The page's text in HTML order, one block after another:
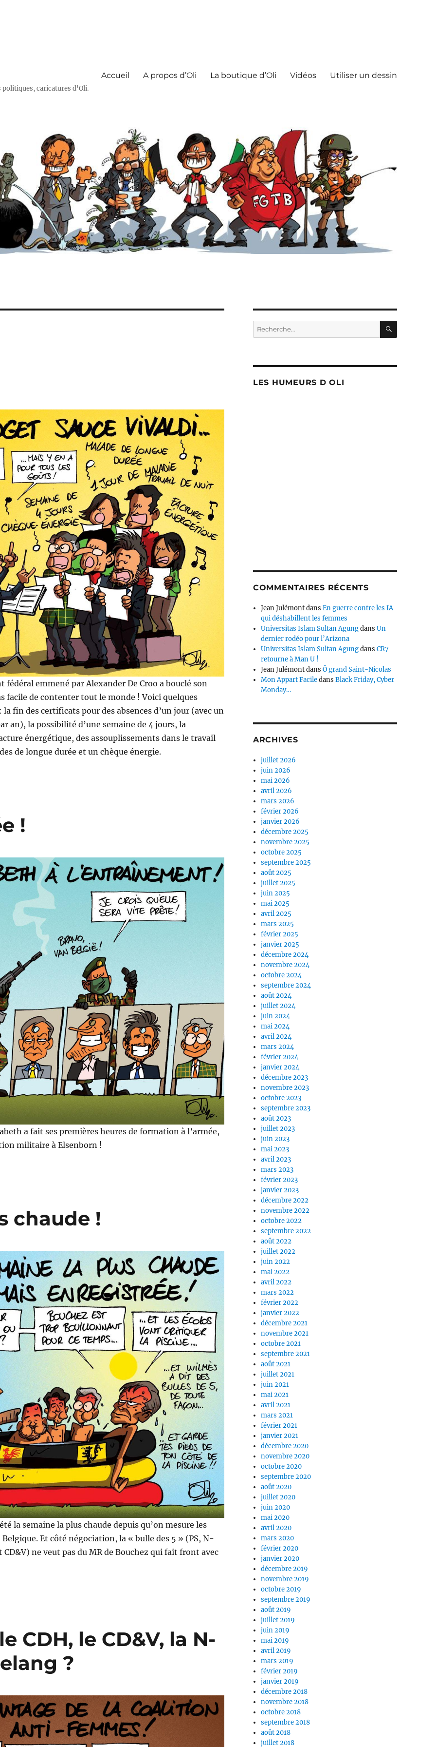
caricatures d'Oli.
Accueil A propos d’Oli La boutique d’Oli Vidéos Utiliser un dessin
fédéral emmené par Alexander De Croo a bouclé son
facile de contenter tout le monde ! Voici quelques
la fin des certificats pour des absences d’un jour (avec un
an), la possibilité d’une semaine de 4 jours, la
énergétique, des assouplissements dans le travail
de longue durée et un chèque énergie.
!
a fait ses premières heures de formation à l’armée,
militaire à Elsenborn !
chaude !
la semaine la plus chaude depuis qu’on mesure les
Et côté négociation, la « bulle des 5 » (PS, N-
CD&V) ne veut pas du MR de Bouchez qui fait front avec
CDH, le CD&V, la N-
?
Recherche
pour :
LES HUMEURS D OLI
COMMENTAIRES RÉCENTS
Jean JulémontdansEn guerre contre les IA
qui déshabillent les femmes
Universitas Islam Sultan AgungdansUn
dernier rodéo pour l’Arizona
Universitas Islam Sultan AgungdansCR7
retourne à Man U !
Jean JulémontdansÔ grand Saint-Nicolas
Mon Appart FaciledansBlack Friday, Cyber
Monday…
ARCHIVES
juillet 2026
juin 2026
mai 2026
avril 2026
mars 2026
février 2026
janvier 2026
décembre 2025
novembre 2025
octobre 2025
septembre 2025
août 2025
juillet 2025
juin 2025
mai 2025
avril 2025
mars 2025
février 2025
janvier 2025
décembre 2024
novembre 2024
octobre 2024
septembre 2024
août 2024
juillet 2024
juin 2024
mai 2024
avril 2024
mars 2024
février 2024
janvier 2024
décembre 2023
novembre 2023
octobre 2023
septembre 2023
août 2023
juillet 2023
juin 2023
mai 2023
avril 2023
mars 2023
février 2023
janvier 2023
décembre 2022
novembre 2022
octobre 2022
septembre 2022
août 2022
juillet 2022
juin 2022
mai 2022
avril 2022
mars 2022
février 2022
janvier 2022
décembre 2021
novembre 2021
octobre 2021
septembre 2021
août 2021
juillet 2021
juin 2021
mai 2021
avril 2021
mars 2021
février 2021
janvier 2021
décembre 2020
novembre 2020
octobre 2020
septembre 2020
août 2020
juillet 2020
juin 2020
mai 2020
avril 2020
mars 2020
février 2020
janvier 2020
décembre 2019
novembre 2019
octobre 2019
septembre 2019
août 2019
juillet 2019
juin 2019
mai 2019
avril 2019
mars 2019
février 2019
janvier 2019
décembre 2018
novembre 2018
octobre 2018
septembre 2018
août 2018
juillet 2018